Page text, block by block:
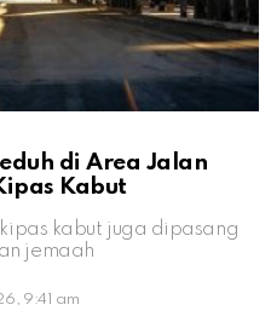
di Area Jalan
Kabut
kabut juga dipasang
jemaah
9:41 am